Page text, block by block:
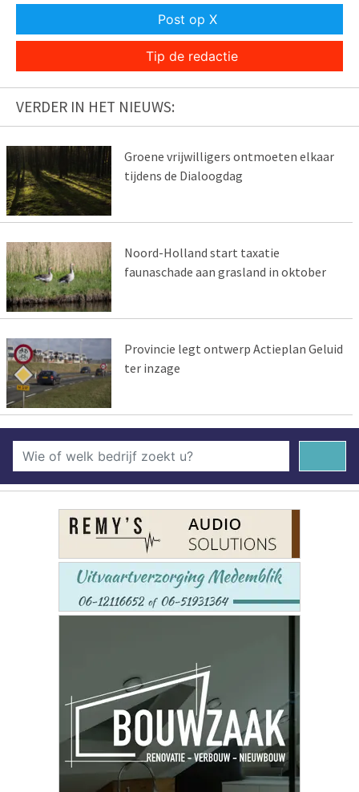
Post op X
Tip de redactie
VERDER IN HET NIEUWS:
Groene vrijwilligers ontmoeten elkaar
tijdens de Dialoogdag
Noord-Holland start taxatie
faunaschade aan grasland in oktober
Provincie legt ontwerp Actieplan Geluid
ter inzage